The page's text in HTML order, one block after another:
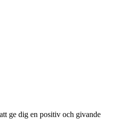
ge dig en positiv och givande